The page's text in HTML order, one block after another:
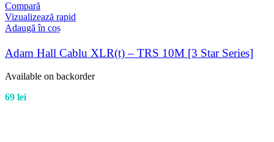
Compară
Vizualizează rapid
Adaugă în coș
Adam Hall Cablu XLR(t) – TRS 10M [3 Star Series]
Available on backorder
69 lei